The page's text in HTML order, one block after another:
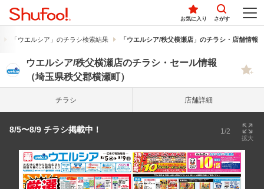
お気に入り さがす
「ウエルシア」のチラシ検索結果 「ウエルシア/秩父横瀬店」のチラシ・店舗情報
ウエルシア/秩父横瀬店のチラシ・セール情報
（埼玉県秩父郡横瀬町）
チラシ 店舗詳細
8/5〜8/9 チラシ掲載中！ 1/2
拡大